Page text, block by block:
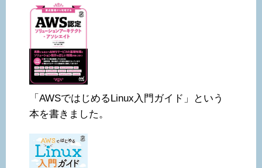
「AWSではじめるLinux入門ガイド」という
本を書きました。